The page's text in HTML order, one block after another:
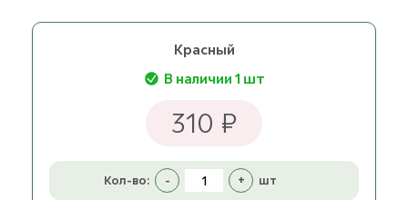
Красный
В наличии 1 шт
310 ₽
Кол-во: - + шт